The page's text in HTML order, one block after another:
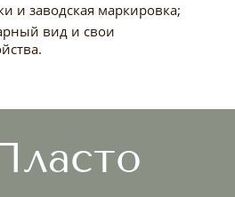
и заводская маркировка;
вид и свои